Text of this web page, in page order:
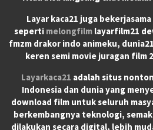
Layar kaca21 juga
seperti melongfilmlayarfilm21
fmzm drakor indo animeku,
keren semi movie juragan film
Layarkaca21 adalah situs
Indonesia dan dunia yang
download film untuk seluruh
berkembangnya teknologi,
dilakukan secara digital, lebih